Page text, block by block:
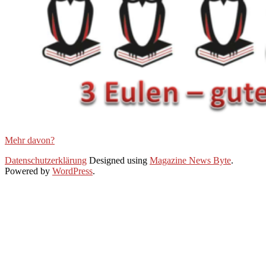
Mehr davon?
2020-
07-
Datenschutzerklärung Designed using Magazine News Byte.
Powered by WordPress.